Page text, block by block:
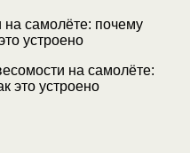
на самолёте:
это устроено